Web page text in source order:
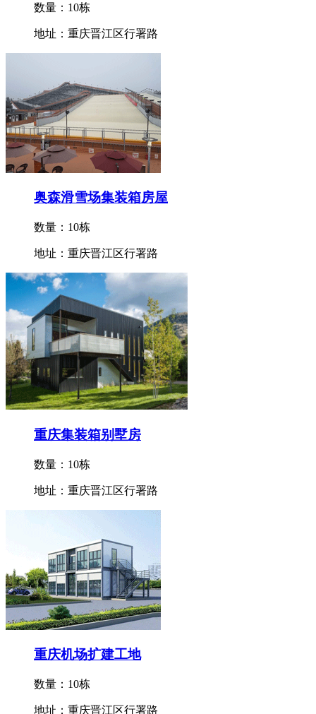
数量：10栋
地址：重庆晋江区行署路
奥森滑雪场集装箱房屋
数量：10栋
地址：重庆晋江区行署路
重庆集装箱别墅房
数量：10栋
地址：重庆晋江区行署路
重庆机场扩建工地
数量：10栋
地址：重庆晋江区行署路